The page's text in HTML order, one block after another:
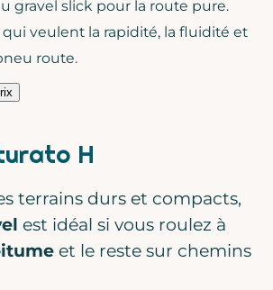
gravel slick pour la route pure.
veulent la rapidité, la fluidité et
route.
H
terrains durs et compacts,
est idéal si vous roulez à
et le reste sur chemins